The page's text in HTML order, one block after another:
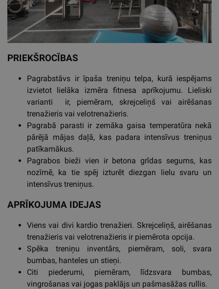
PRIEKŠROCĪBAS
Pagrabstāvs ir īpaša treniņu telpa, kurā iespējams
izvietot lielāka izmēra fitnesa aprīkojumu. Lieliski
varianti ir, piemēram, skrejceliņš vai airēšanas
trenažieris vai velotrenažieris.
Pagrabā parasti ir zemāka gaisa temperatūra nekā
pārējā mājas daļā, kas padara intensīvus treniņus
patīkamākus.
Pagrabos bieži vien ir betona grīdas segums, kas
nozīmē, ka tie spēj izturēt diezgan lielu svaru un
intensīvus treniņus.
APRĪKOJUMA IDEJAS
Viens vai divi kardio trenažieri. Skrejceliņš, airēšanas
trenažieris vai velotrenažieris ir piemērota opcija.
Spēka treniņu inventārs, piemēram, soli, svara
bumbas, hanteles un stieņi.
Citi piederumi, piemēram, līdzsvara bumbas,
vingrošanas vai jogas paklājs un pašmasāžas rullis.